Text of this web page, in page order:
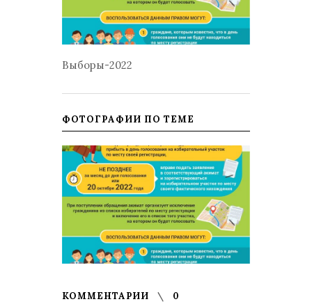
Выборы-2022
ФОТОГРАФИИ ПО ТЕМЕ
КОММЕНТАРИИ 0